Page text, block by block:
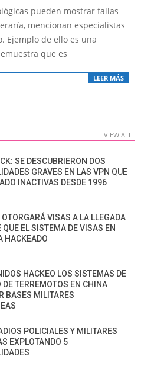
pueden mostrar fallas
mencionan especialistas
Ejemplo de ello es una
que es
LEER MÁS
VIEW ALL
SE DESCUBRIERON DOS
GRAVES EN LAS VPN QUE
INACTIVAS DESDE 1996
OTORGARÁ VISAS A LA LLEGADA
QUE EL SISTEMA DE VISAS EN
HACKEADO
HACKEO LOS SISTEMAS DE
DE TERREMOTOS EN CHINA
BASES MILITARES
POLICIALES Y MILITARES
EXPLOTANDO 5